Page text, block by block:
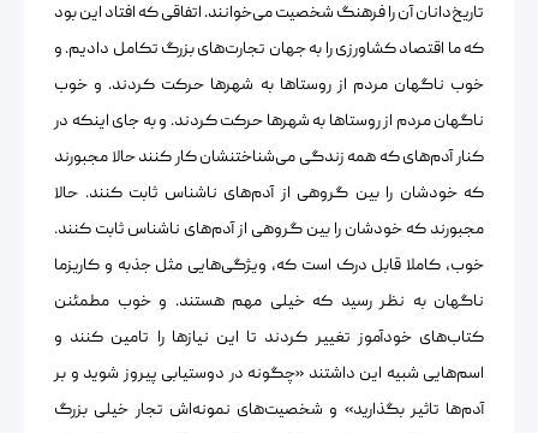
تاریخ‌دانان آن را فرهنگ شخصیت می‌خوانند. اتفاقی که افتاد این بود
که ما اقتصاد کشاورزی را به جهان تجارت‌های بزرگ تکامل دادیم. و
خوب ناگهان مردم از روستاها به شهرها حرکت کردند. و خوب
ناگهان مردم از روستاها به شهرها حرکت کردند. و به جای اینکه در
کنار آدم‌های که همه زندگی می‌شناختنشان کار کنند حالا مجبورند
که خودشان را بین گروهی از آد‌م‌های ناشناس ثابت کنند. حالا
مجبورند که خودشان را بین گروهی از آد‌م‌های ناشناس ثابت کنند.
خوب، کاملا قابل درک است که، ویژگی‌هایی مثل جذبه و کاریزما
ناگهان به نظر رسید که خیلی مهم هستند. و خوب مطمئنن
کتاب‌های خودآموز تغییر کردند تا این نیازها را تامین کنند و
اسم‌هایی شبیه این داشتند «چگونه در دوستیابی پیروز شوید و بر
آدم‌ها تاثیر بگذارید» و شخصیت‌های نمونه‌اش تجار خیلی بزرگ